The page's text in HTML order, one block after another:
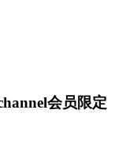
会员限定